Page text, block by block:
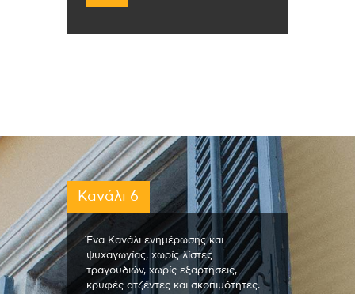
Κανάλι 6
Ένα Κανάλι ενημέρωσης και
ψυχαγωγίας, χωρίς λίστες
τραγουδιών, χωρίς εξαρτήσεις,
κρυφές ατζέντες και σκοπιμότητες.